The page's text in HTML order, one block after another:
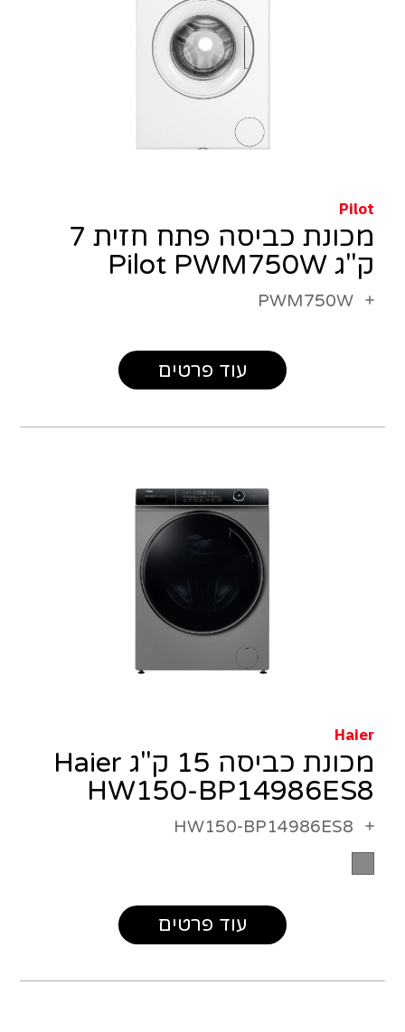
Pilot
מכונת כביסה פתח חזית 7
ק"ג Pilot PWM750W
PWM750W
עוד פרטים
Haier
מכונת כביסה 15 ק"ג Haier
HW150-BP14986ES8
HW150-BP14986ES8
עוד פרטים